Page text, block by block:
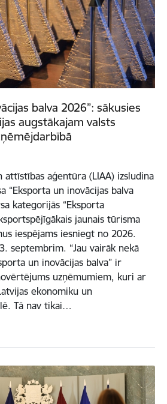
balva 2026”: sākusies
augstākajam valsts
attīstības aģentūra (LIAA) izsludina
“Eksporta un inovācijas balva
kategorijās “Eksporta
jaunais tūrisma
iespējams iesniegt no 2026.
septembrim. “Jau vairāk nekā
un inovācijas balva” ir
uzņēmumiem, kuri ar
ekonomiku un
Tā nav tikai…